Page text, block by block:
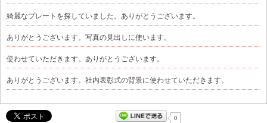
綺麗なプレートを探していました。ありがとうございます。
ありがとうございます。写真の見出しに使います。
使わせていただきます。ありがとうございます。
ありがとうございます。社内表彰式の背景に使わせていただきます。
0